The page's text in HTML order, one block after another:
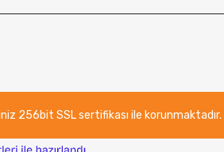
256bit SSL sertifikası ile korunmaktadır.